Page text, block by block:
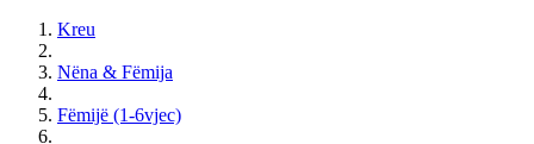
Kreu
Nëna & Fëmija
Fëmijë (1-6vjec)